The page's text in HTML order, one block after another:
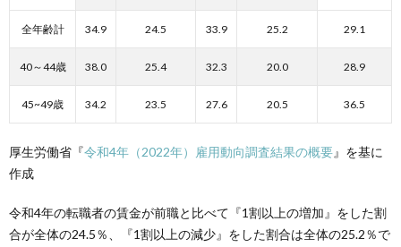
全年齢計 34.9 24.5 33.9 25.2 29.1
40～44歳 38.0 25.4 32.3 20.0 28.9
45~49歳 34.2 23.5 27.6 20.5 36.5
厚生労働省 『令和4年（2022年）雇用動向調査結果の概要』を基に
作成
令和4年の転職者の賃金が前職と比べて『1割以上の増加』をした割
合が全体の24.5％、『1割以上の減少』をした割合は全体の25.2％で